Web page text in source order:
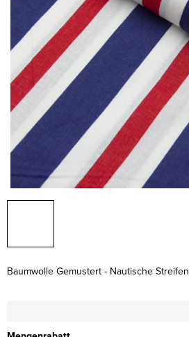
Baumwolle Gemustert - Nautische Streifen